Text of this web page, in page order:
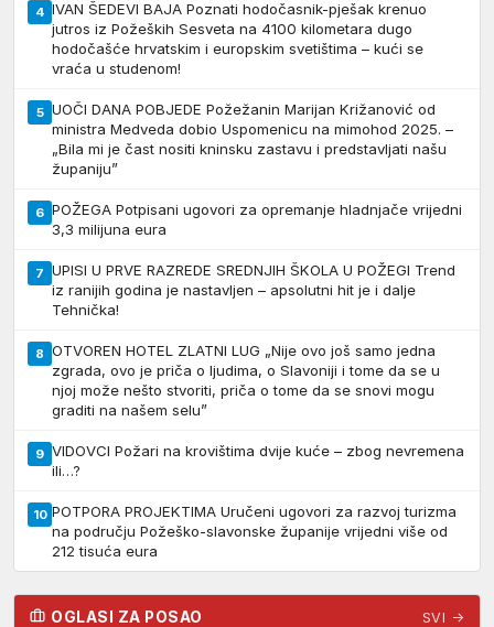
4 IVAN ŠEDEVI BAJA Poznati hodočasnik-pješak krenuo
jutros iz Požeških Sesveta na 4100 kilometara dugo
hodočašće hrvatskim i europskim svetištima – kući se
vraća u studenom!
5 UOČI DANA POBJEDE Požežanin Marijan Križanović od
ministra Medveda dobio Uspomenicu na mimohod 2025. –
„Bila mi je čast nositi kninsku zastavu i predstavljati našu
županiju”
6 POŽEGA Potpisani ugovori za opremanje hladnjače vrijedni
3,3 milijuna eura
7 UPISI U PRVE RAZREDE SREDNJIH ŠKOLA U POŽEGI Trend
iz ranijih godina je nastavljen – apsolutni hit je i dalje
Tehnička!
8 OTVOREN HOTEL ZLATNI LUG „Nije ovo još samo jedna
zgrada, ovo je priča o ljudima, o Slavoniji i tome da se u
njoj može nešto stvoriti, priča o tome da se snovi mogu
graditi na našem selu”
9 VIDOVCI Požari na krovištima dvije kuće – zbog nevremena
ili…?
10 POTPORA PROJEKTIMA Uručeni ugovori za razvoj turizma
na području Požeško-slavonske županije vrijedni više od
212 tisuća eura
OGLASI ZA POSAO SVI →